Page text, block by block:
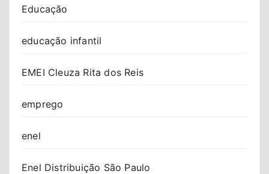
Educação
educação infantil
EMEI Cleuza Rita dos Reis
emprego
enel
Enel Distribuição São Paulo